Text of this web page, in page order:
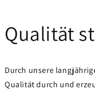
Qualität
Durch unsere
Qualität durch und